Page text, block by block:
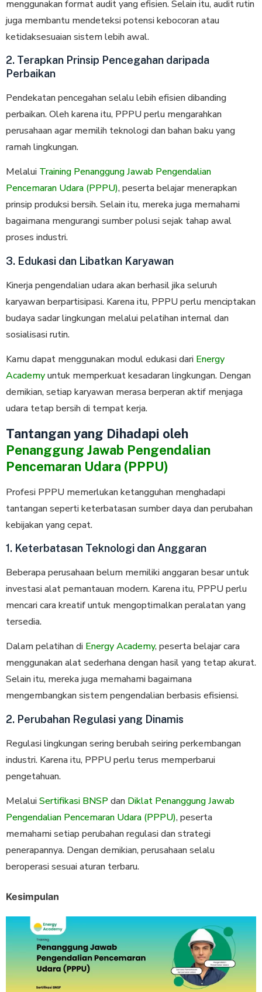
menggunakan format audit yang efisien. Selain itu, audit rutin
juga membantu mendeteksi potensi kebocoran atau
ketidaksesuaian sistem lebih awal.
2. Terapkan Prinsip Pencegahan daripada
Perbaikan
Pendekatan pencegahan selalu lebih efisien dibanding
perbaikan. Oleh karena itu, PPPU perlu mengarahkan
perusahaan agar memilih teknologi dan bahan baku yang
ramah lingkungan.
Melalui Training Penanggung Jawab Pengendalian
Pencemaran Udara (PPPU), peserta belajar menerapkan
prinsip produksi bersih. Selain itu, mereka juga memahami
bagaimana mengurangi sumber polusi sejak tahap awal
proses industri.
3. Edukasi dan Libatkan Karyawan
Kinerja pengendalian udara akan berhasil jika seluruh
karyawan berpartisipasi. Karena itu, PPPU perlu menciptakan
budaya sadar lingkungan melalui pelatihan internal dan
sosialisasi rutin.
Kamu dapat menggunakan modul edukasi dari Energy
Academyuntuk memperkuat kesadaran lingkungan. Dengan
demikian, setiap karyawan merasa berperan aktif menjaga
udara tetap bersih di tempat kerja.
Tantangan yang Dihadapi oleh
Penanggung Jawab Pengendalian
Pencemaran Udara (PPPU)
Profesi PPPU memerlukan ketangguhan menghadapi
tantangan seperti keterbatasan sumber daya dan perubahan
kebijakan yang cepat.
1. Keterbatasan Teknologi dan Anggaran
Beberapa perusahaan belum memiliki anggaran besar untuk
investasi alat pemantauan modern. Karena itu, PPPU perlu
mencari cara kreatif untuk mengoptimalkan peralatan yang
tersedia.
Dalam pelatihan di Energy Academy, peserta belajar cara
menggunakan alat sederhana dengan hasil yang tetap akurat.
Selain itu, mereka juga memahami bagaimana
mengembangkan sistem pengendalian berbasis efisiensi.
2. Perubahan Regulasi yang Dinamis
Regulasi lingkungan sering berubah seiring perkembangan
industri. Karena itu, PPPU perlu terus memperbarui
pengetahuan.
MelaluiSertifikasi BNSP dan Diklat Penanggung Jawab
Pengendalian Pencemaran Udara (PPPU), peserta
memahami setiap perubahan regulasi dan strategi
penerapannya. Dengan demikian, perusahaan selalu
beroperasi sesuai aturan terbaru.
Kesimpulan